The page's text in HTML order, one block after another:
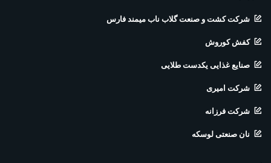
شرکت کشت و صنعت گلاب ناب میمند فارس
کفش کوروش
صنایع غذایی یکدست طلایی
شرکت امیری
شرکت فرزانه
نان صنعتی لوسکه